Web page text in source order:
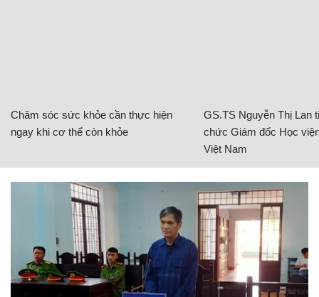
Chăm sóc sức khỏe cần thực hiện
ngay khi cơ thể còn khỏe
GS.TS Nguyễn Thị Lan
chức Giám đốc Học
Việt Nam